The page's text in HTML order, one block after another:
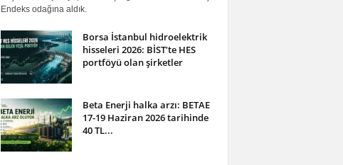
Endeks odağına aldık.
Borsa İstanbul hidroelektrik
hisseleri 2026: BİST’te HES
portföyü olan şirketler
Beta Enerji halka arzı: BETAE
17-19 Haziran 2026 tarihinde
40 TL...